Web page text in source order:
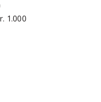
1.000